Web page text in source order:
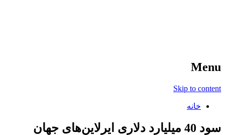
Menu
Skip to content
خانه
سود 40 میلیارد دلاری ایرلاین‌های جهان